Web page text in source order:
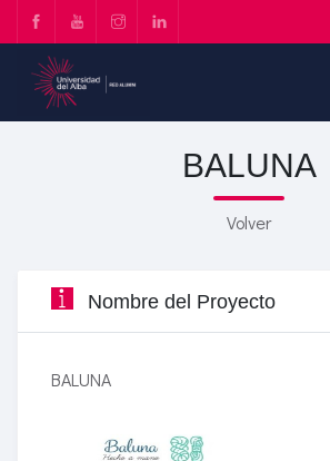
BALUNA
Volver
Nombre del Proyecto
BALUNA